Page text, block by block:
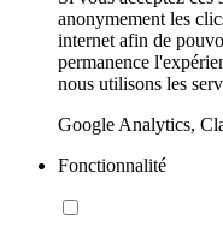
anonymement les
internet afin de
permanence
nous utilisons les
Google Analytics,
Fonctionnalité